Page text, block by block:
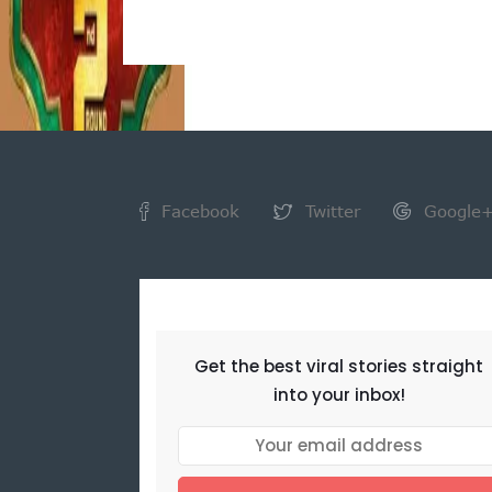
Facebook Twitter Google+
Get the best viral stories straight
into your inbox!